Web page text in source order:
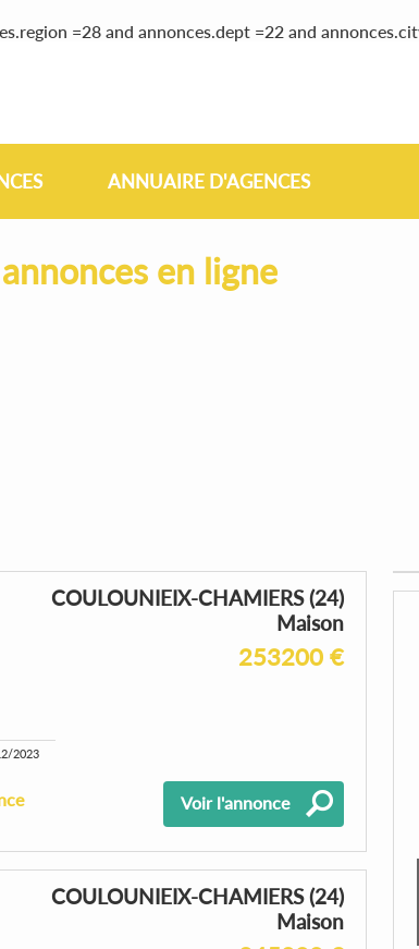
=28 and annonces.dept =22 and
ANNUAIRE D'AGENCES
en ligne
COULOUNIEIX-CHAMIERS (24)
Maison
253200 €
2023
Voir l'annonce
COULOUNIEIX-CHAMIERS (24)
Maison